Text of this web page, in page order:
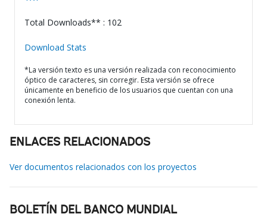
Total Downloads** : 102
Download Stats
*La versión texto es una versión realizada con reconocimiento
óptico de caracteres, sin corregir. Esta versión se ofrece
únicamente en beneficio de los usuarios que cuentan con una
conexión lenta.
ENLACES RELACIONADOS
Ver documentos relacionados con los proyectos
BOLETÍN DEL BANCO MUNDIAL